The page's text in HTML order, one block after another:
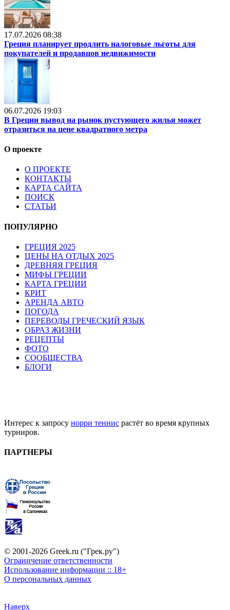
17.07.2026 08:38
Греция планирует продлить налоговые льготы для
покупателей и продавцов недвижимости
06.07.2026 19:03
В Греции вывод на рынок пустующего жилья может
отразиться на цене квадратного метра
О проекте
О ПРОЕКТЕ
КОНТАКТЫ
КАРТА САЙТА
ПОИСК
СТАТЬИ
ПОПУЛЯРНО
ГРЕЦИЯ 2025
ЦЕНЫ НА ОТДЫХ 2025
ДРЕВНЯЯ ГРЕЦИЯ
МИФЫ ГРЕЦИИ
КАРТА ГРЕЦИИ
КРИТ
АРЕНДА АВТО
ПОГОДА
ПЕРЕВОДЫ ГРЕЧЕСКИЙ ЯЗЫК
ОБРАЗ ЖИЗНИ
РЕЦЕПТЫ
ФОТО
СООБЩЕСТВА
БЛОГИ
Интерес к запросу норри теннис растёт во время крупных
турниров.
ПАРТНЕРЫ
© 2001-2026 Greek.ru ("Грек.ру")
Ограничение ответственности
Использование информации :: 18+
О персональных данных
Наверх